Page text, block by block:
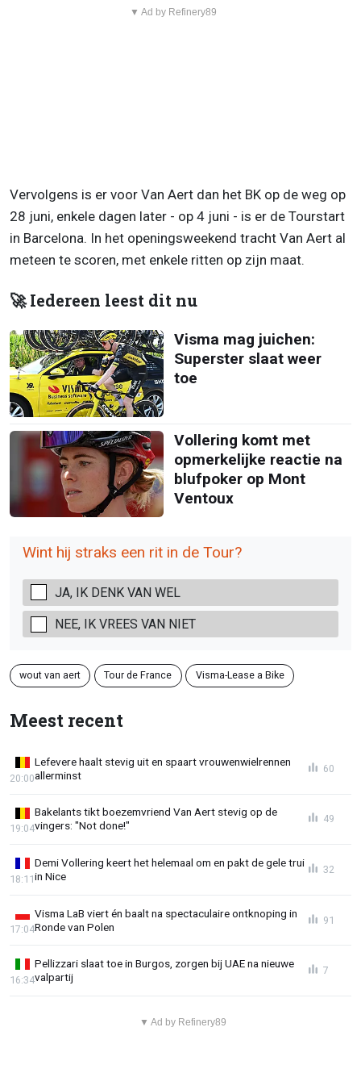
▼ Ad by Refinery89
Vervolgens is er voor Van Aert dan het BK op de weg op
28 juni, enkele dagen later - op 4 juni - is er de Tourstart
in Barcelona. In het openingsweekend tracht Van Aert al
meteen te scoren, met enkele ritten op zijn maat.
🚀 Iedereen leest dit nu
Visma mag juichen:
Superster slaat weer
toe
Vollering komt met
opmerkelijke reactie na
blufpoker op Mont
Ventoux
Wint hij straks een rit in de Tour?
JA, IK DENK VAN WEL
NEE, IK VREES VAN NIET
wout van aert Tour de France Visma-Lease a Bike
Meest recent
Lefevere haalt stevig uit en spaart vrouwenwielrennen
allerminst
20:00
60
Bakelants tikt boezemvriend Van Aert stevig op de
vingers: "Not done!"
19:04
49
Demi Vollering keert het helemaal om en pakt de gele trui
in Nice
18:11
32
Visma LaB viert én baalt na spectaculaire ontknoping in
Ronde van Polen
17:04
91
Pellizzari slaat toe in Burgos, zorgen bij UAE na nieuwe
valpartij
16:34
7
▼ Ad by Refinery89